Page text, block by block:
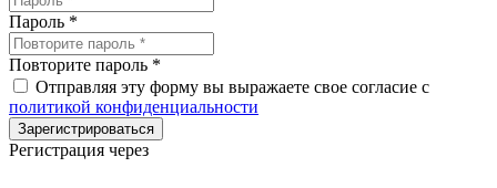
Пароль *
Повторите пароль *
Отправляя эту форму вы выражаете свое согласие с
политикой конфиденциальности
Зарегистрироваться
Регистрация через